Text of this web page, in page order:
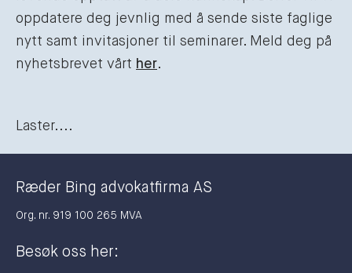
oppdatere deg jevnlig med å sende siste faglige
nytt samt invitasjoner til seminarer. Meld deg på
nyhetsbrevet vårt her.
Laster....
Ræder Bing advokatfirma AS
Org. nr. 919 100 265 MVA
Besøk oss her: